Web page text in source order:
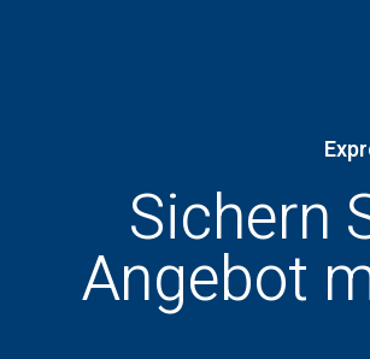
Sichern
Angebot